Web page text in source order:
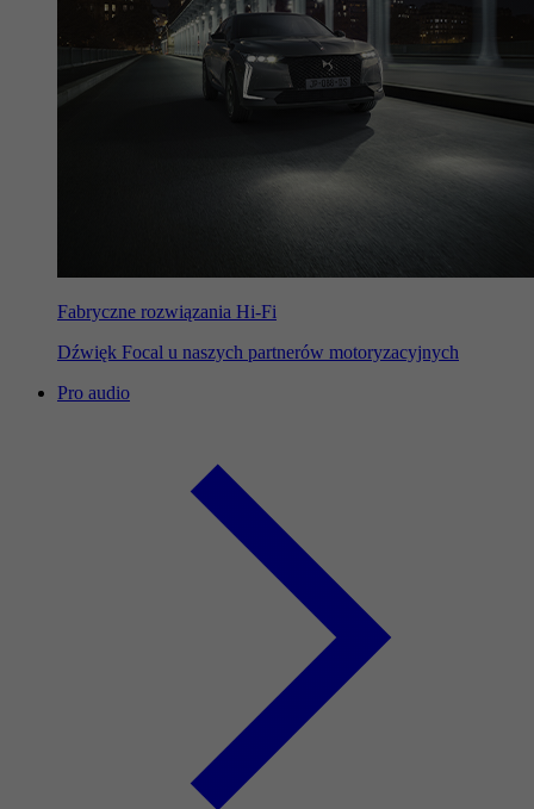
Fabryczne rozwiązania Hi-Fi
Dźwięk Focal u naszych partnerów motoryzacyjnych
Pro audio